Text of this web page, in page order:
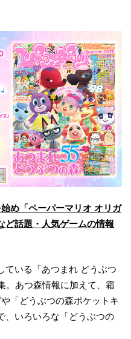
め「ペーパーマリオ オリガ
ど話題・人気ゲームの情報
ている「あつまれ どうぶつ
。あつ森情報に加えて、霜
「どうぶつの森ポケットキ
、いろいろな「どうぶつの